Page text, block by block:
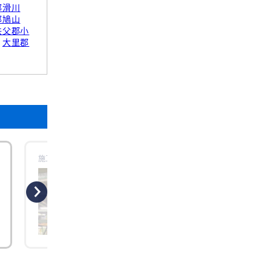
川
山
父郡小
大里郡
施工時場所：【埼玉県所沢市】ダイキン